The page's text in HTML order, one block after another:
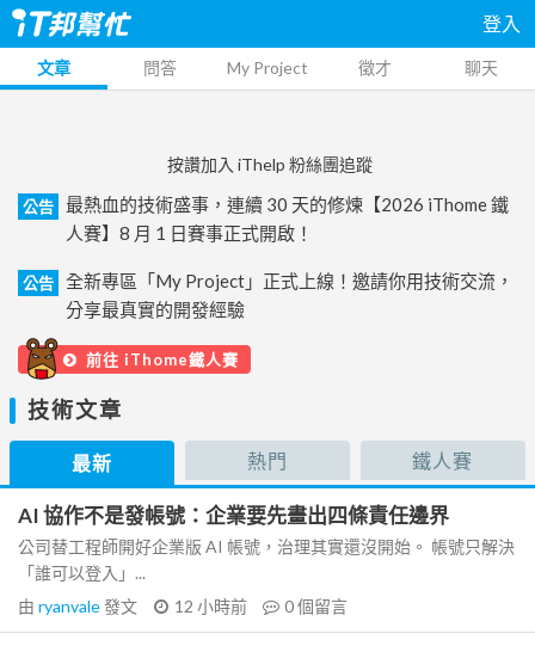
登入
文章 問答 My Project 徵才 聊天
按讚加入 iThelp 粉絲團追蹤
公告
最熱血的技術盛事，連續 30 天的修煉【2026 iThome 鐵
人賽】8 月 1 日賽事正式開啟！
公告
全新專區「My Project」正式上線！邀請你用技術交流，
分享最真實的開發經驗
前往 iThome鐵人賽
技術文章
最新 熱門 鐵人賽
AI 協作不是發帳號：企業要先畫出四條責任邊界
公司替工程師開好企業版 AI 帳號，治理其實還沒開始。 帳號只解決
「誰可以登入」...
由 ryanvale發文 12 小時前 0個留言